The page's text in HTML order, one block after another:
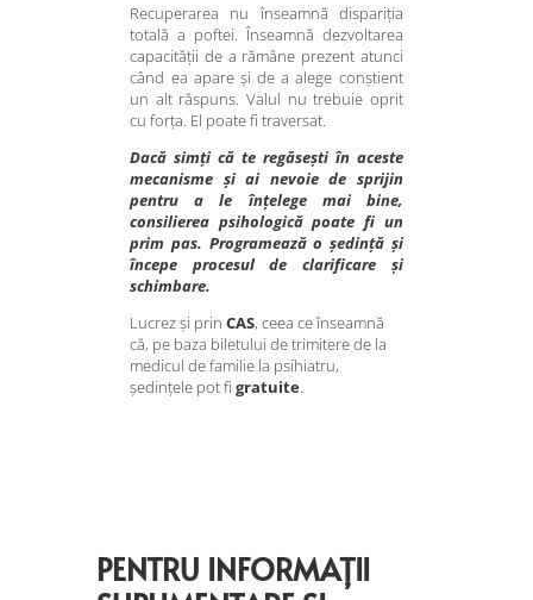
Recuperarea nu înseamnă dispariția
totală a poftei. Înseamnă dezvoltarea
capacității de a rămâne prezent atunci
când ea apare și de a alege conștient
un alt răspuns. Valul nu trebuie oprit
cu forța. El poate fi traversat.
Dacă simți că te regăsești în aceste
mecanisme și ai nevoie de sprijin
pentru a le înțelege mai bine,
consilierea psihologică poate fi un
prim pas. Programează o ședință și
începe procesul de clarificare și
schimbare.
Lucrez și prinCAS, ceea ce înseamnă
că, pe baza biletului de trimitere de la
medicul de familie la psihiatru,
ședințele pot figratuite.
PENTRU INFORMAȚII